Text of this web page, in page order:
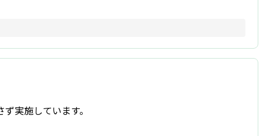
実施しています。